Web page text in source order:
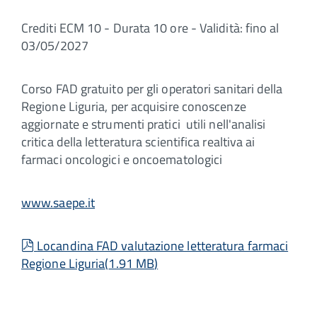
Crediti ECM 10 - Durata 10 ore - Validità: fino al
03/05/2027
Corso FAD gratuito per gli operatori sanitari della
Regione Liguria, per acquisire conoscenze
aggiornate e strumenti pratici utili nell'analisi
critica della letteratura scientifica realtiva ai
farmaci oncologici e oncoematologici
www.saepe.it
pdf
Locandina FAD valutazione letteratura farmaci
Regione Liguria(1.91 MB)